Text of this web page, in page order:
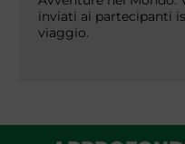
inviati ai partecipanti
viaggio.